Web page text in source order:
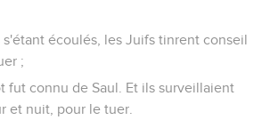
s'étant écoulés, les Juifs tinrent conseil
;
fut connu de Saul. Et ils surveillaient
et nuit, pour le tuer.